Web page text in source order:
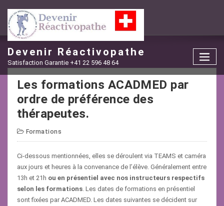
content
Devenir Réactivopathe
Satisfaction Garantie +41 22 596 48 64
Les formations ACADMED par
ordre de préférence des
thérapeutes.
Formations
Ci-dessous mentionnées, elles se déroulent via TEAMS et caméra
aux jours et heures à la convenance de l’élève. Généralement entre
13h et 21h ou en présentiel avec nos instructeurs respectifs
selon les formations. Les dates de formations en présentiel
sont fixées par ACADMED. Les dates suivantes se décident sur